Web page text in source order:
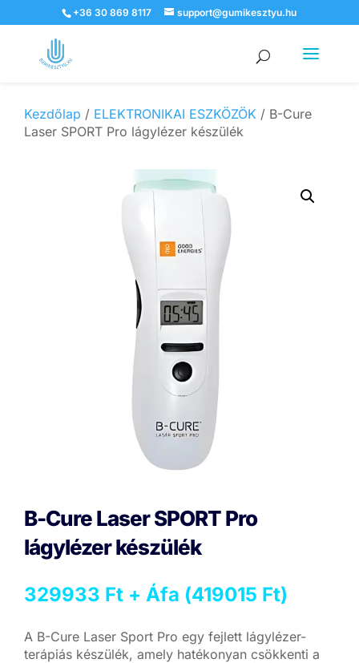
+36 30 869 8117 support@gumikesztyu.hu
Products
search
Kezdőlap / ELEKTRONIKAI ESZKÖZÖK / B-Cure
Laser SPORT Pro lágylézer készülék
B-Cure Laser SPORT Pro
lágylézer készülék
329933 Ft + Áfa (419015 Ft)
A B-Cure Laser Sport Pro egy fejlett lágylézer-
terápiás készülék, amely hatékonyan csökkenti a